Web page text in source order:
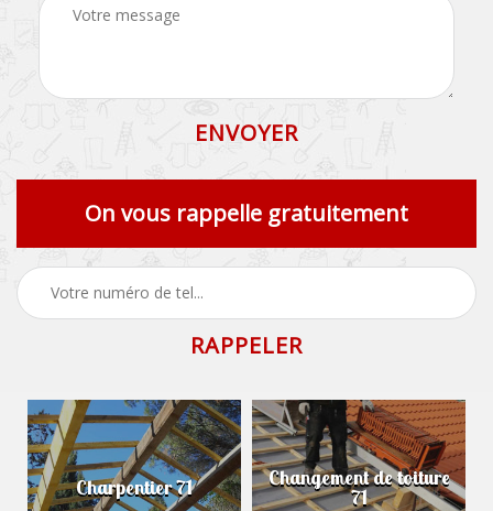
On vous rappelle gratuitement
Charpentier 71 Changement de toiture
71